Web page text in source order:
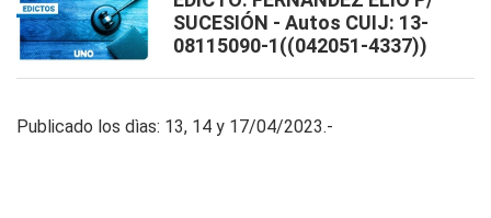
SUCESIÓN - Autos CUIJ: 13-
08115090-1((042051-4337))
Publicado los dìas: 13, 14 y 17/04/2023.-